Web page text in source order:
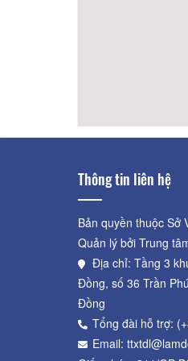
Thông tin liên hệ
Bản quyền thuộc Sở
Quản lý bởi Trung
Địa chỉ: Tầng 3
Đồng, số 36 Trần
Đồng
Tổng đài hỗ trợ:
Email: